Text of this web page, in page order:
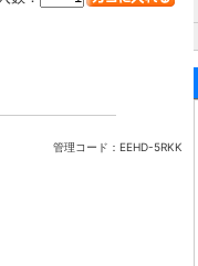
管理コード： EEHD-5RKK